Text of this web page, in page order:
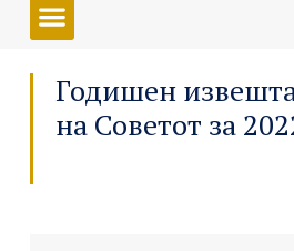
Годишен
на Советот за